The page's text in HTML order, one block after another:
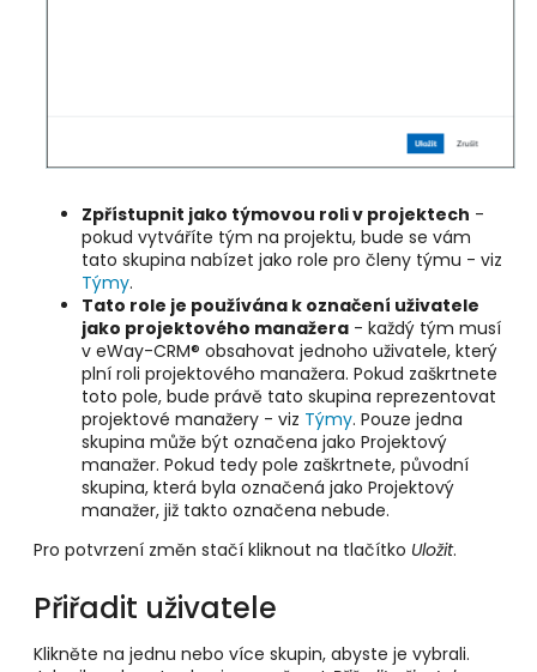
Zpřístupnit jako týmovou roli v projektech -
pokud vytváříte tým na projektu, bude se vám
tato skupina nabízet jako role pro členy týmu - viz
Týmy.
Tato role je používána k označení uživatele
jako projektového manažera - každý tým musí
v eWay-CRM® obsahovat jednoho uživatele, který
plní roli projektového manažera. Pokud zaškrtnete
toto pole, bude právě tato skupina reprezentovat
projektové manažery - viz Týmy. Pouze jedna
skupina může být označena jako Projektový
manažer. Pokud tedy pole zaškrtnete, původní
skupina, která byla označená jako Projektový
manažer, již takto označena nebude.
Pro potvrzení změn stačí kliknout na tlačítko Uložit.
Přiřadit uživatele
Klikněte na jednu nebo více skupin, abyste je vybrali.